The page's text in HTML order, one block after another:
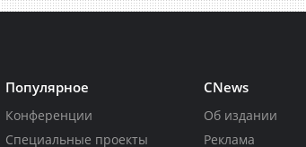
Популярное
Конференции
Специальные проекты
CNews
Об издании
Реклама